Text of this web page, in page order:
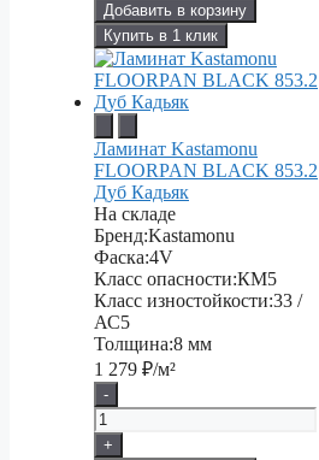
Добавить в корзину
Купить в 1 клик
Ламинат Kastamonu
FLOORPAN BLACK 853.2
Дуб Кадьяк
На складе
Бренд:Kastamonu
Фаска:4V
Класс опасности:КМ5
Класс изностойкости:33 /
АС5
Толщина:8 мм
1 279 ₽/м²
-
+